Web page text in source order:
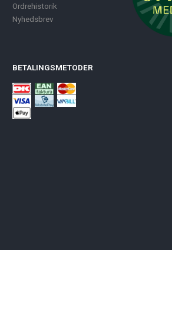
Ordrehistorik
Nyhedsbrev
BETALINGSMETODER